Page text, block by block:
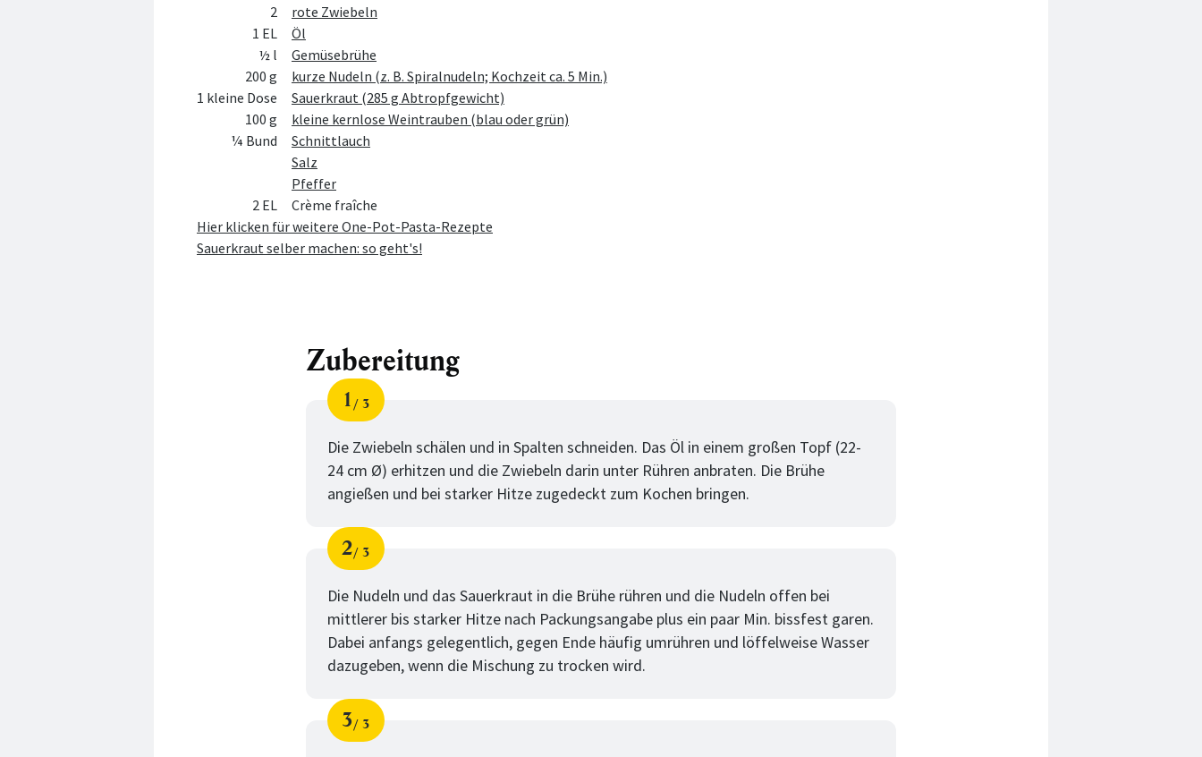
Zutat2
rote Zwiebeln
1 EL
Öl
½ l
Gemüsebrühe
200 g
kurze Nudeln (z. B. Spiralnudeln; Kochzeit ca. 5 Min.)
1 kleine Dose
Sauerkraut (285 g Abtropfgewicht)
100 g
kleine kernlose Weintrauben (blau oder grün)
¼ Bund
Schnittlauch
Salz
Pfeffer
2 EL
Crème fraîche
Hier klicken für weitere One-Pot-Pasta-Rezepte
Sauerkraut selber machen: so geht's!
Zubereitung
Schritt
1
von
3
Die Zwiebeln schälen und in Spalten schneiden. Das Öl in einem großen Topf (22-
24 cm Ø) erhitzen und die Zwiebeln darin unter Rühren anbraten. Die Brühe
angießen und bei starker Hitze zugedeckt zum Kochen bringen.
Schritt
2
von
3
Die Nudeln und das Sauerkraut in die Brühe rühren und die Nudeln offen bei
mittlerer bis starker Hitze nach Packungsangabe plus ein paar Min. bissfest garen.
Dabei anfangs gelegentlich, gegen Ende häufig umrühren und löffelweise Wasser
dazugeben, wenn die Mischung zu trocken wird.
Schritt
3
von
3